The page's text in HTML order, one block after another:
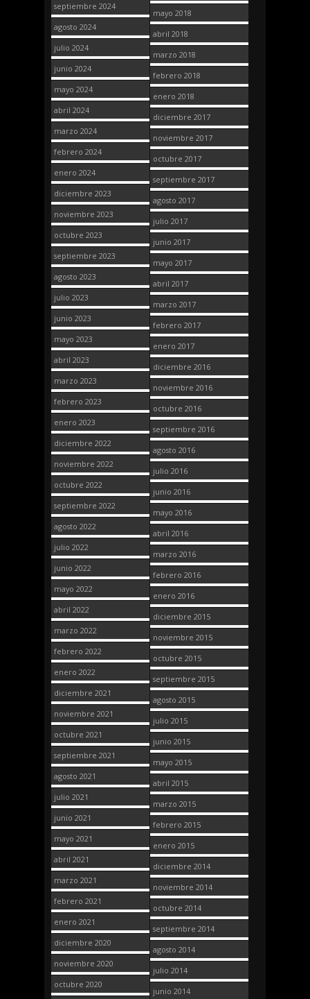
septiembre 2024
agosto 2024
julio 2024
junio 2024
mayo 2024
abril 2024
marzo 2024
febrero 2024
enero 2024
diciembre 2023
noviembre 2023
octubre 2023
septiembre 2023
agosto 2023
julio 2023
junio 2023
mayo 2023
abril 2023
marzo 2023
febrero 2023
enero 2023
diciembre 2022
noviembre 2022
octubre 2022
septiembre 2022
agosto 2022
julio 2022
junio 2022
mayo 2022
abril 2022
marzo 2022
febrero 2022
enero 2022
diciembre 2021
noviembre 2021
octubre 2021
septiembre 2021
agosto 2021
julio 2021
junio 2021
mayo 2021
abril 2021
marzo 2021
febrero 2021
enero 2021
diciembre 2020
noviembre 2020
octubre 2020
mayo 2018
abril 2018
marzo 2018
febrero 2018
enero 2018
diciembre 2017
noviembre 2017
octubre 2017
septiembre 2017
agosto 2017
julio 2017
junio 2017
mayo 2017
abril 2017
marzo 2017
febrero 2017
enero 2017
diciembre 2016
noviembre 2016
octubre 2016
septiembre 2016
agosto 2016
julio 2016
junio 2016
mayo 2016
abril 2016
marzo 2016
febrero 2016
enero 2016
diciembre 2015
noviembre 2015
octubre 2015
septiembre 2015
agosto 2015
julio 2015
junio 2015
mayo 2015
abril 2015
marzo 2015
febrero 2015
enero 2015
diciembre 2014
noviembre 2014
octubre 2014
septiembre 2014
agosto 2014
julio 2014
junio 2014